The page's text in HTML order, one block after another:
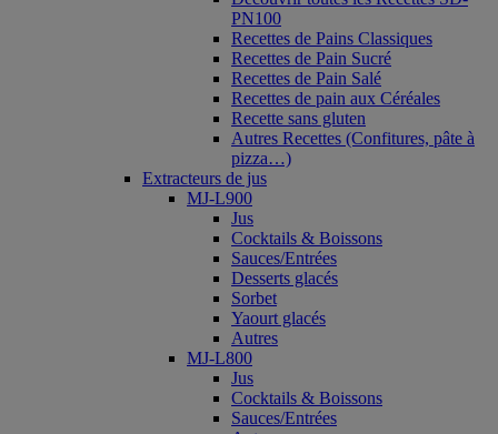
PN100
Recettes de Pains Classiques
Recettes de Pain Sucré
Recettes de Pain Salé
Recettes de pain aux Céréales
Recette sans gluten
Autres Recettes (Confitures, pâte à
pizza…)
Extracteurs de jus
MJ-L900
Jus
Cocktails & Boissons
Sauces/Entrées
Desserts glacés
Sorbet
Yaourt glacés
Autres
MJ-L800
Jus
Cocktails & Boissons
Sauces/Entrées